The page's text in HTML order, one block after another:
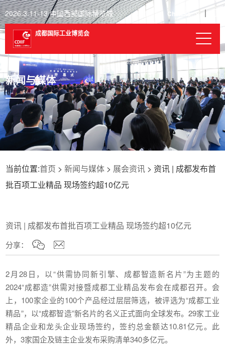
2026.3.11-13 中国西部国际博览城 Chinese
成都国际工业博览会
新闻与媒体
当前位置:首页 >新闻与媒体 > 展会资讯 > 资讯 | 成都发布首
批百项工业精品 现场签约超10亿元
资讯 | 成都发布首批百项工业精品 现场签约超10亿元
分享：
2月28日，以“供需协同新引擎、成都智造新名片”为主题的
2024“成都造”供需对接暨成都工业精品发布会在成都召开。会
上，100家企业的100个产品经过层层筛选，被评选为“成都工业
精品”，以“成都智造”新名片的名义正式面向全球发布。29家工业
精品企业和龙头企业现场签约，签约总金额达10.81亿元。此
外，3家国企及链主企业发布采购清单340多亿元。